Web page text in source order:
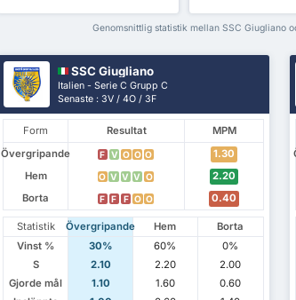
Genomsnittlig statistik mellan SSC Giugliano
SSC Giugliano
Italien - Serie C Grupp C
Senaste : 3V / 4O / 3F
Form Resultat
MPM
Övergripande
F V O O O
1.30
Hem
O V V V O
2.20
Borta
F F F O O 0.40
Statistik Övergripande Hem
Borta
Vinst %
30% 60%
0%
S
2.10 2.20
2.00
Gjorde mål
1.10 1.60
0.60